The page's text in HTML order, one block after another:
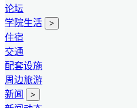
论坛
学院生活
>
住宿
交通
配套设施
周边旅游
新闻
>